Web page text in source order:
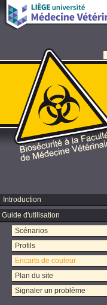
Introduction
Guide d'utilisation
Scénarios
Profils
Encarts de couleur
Plan du site
Signaler un problème